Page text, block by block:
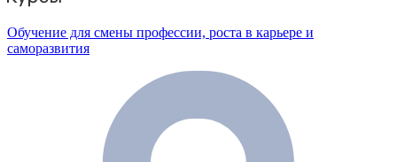
Обучение для смены профессии, роста в карьере и
саморазвития